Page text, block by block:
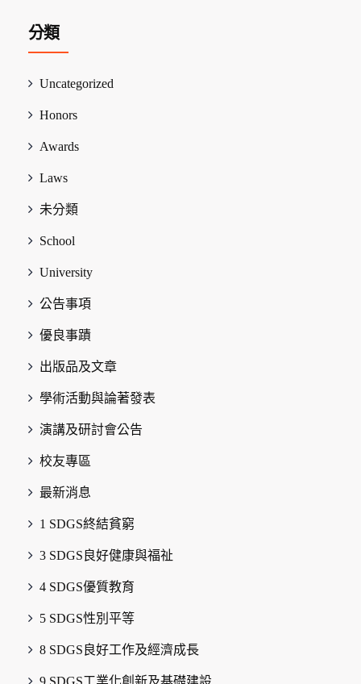
分類
Uncategorized
Honors
Awards
Laws
未分類
School
University
公告事項
優良事蹟
出版品及文章
學術活動與論著發表
演講及研討會公告
校友專區
最新消息
1 SDGS終結貧窮
3 SDGS良好健康與福祉
4 SDGS優質教育
5 SDGS性別平等
8 SDGS良好工作及經濟成長
9 SDGS工業化創新及基礎建設